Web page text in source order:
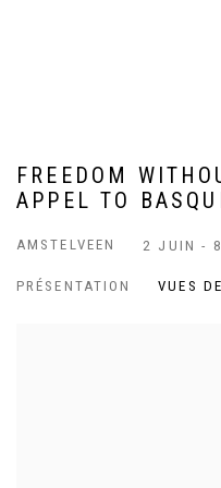
FREEDOM
APPEL TO
AMSTELVEEN 2 JUIN -
PRÉSENTATION VUES